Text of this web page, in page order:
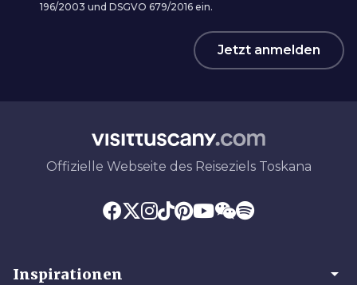
196/2003 und DSGVO 679/2016 ein.
Jetzt anmelden
Offizielle Webseite des Reiseziels Toskana
Inspirationen arrow_drop_down